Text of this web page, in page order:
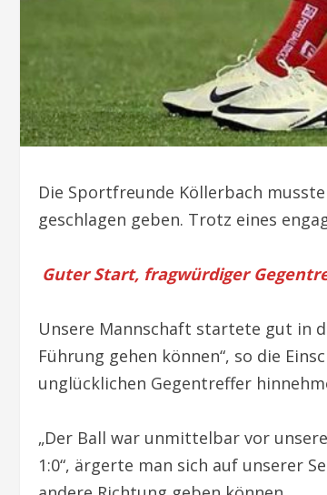
Die Sportfreunde Köllerbach
geschlagen geben. Trotz eines
Guter Start, fragwürdiger
Unsere Mannschaft startete gut in
Führung gehen können“, so die
unglücklichen Gegentreffer
„Der Ball war unmittelbar vor
1:0“, ärgerte man sich auf unserer